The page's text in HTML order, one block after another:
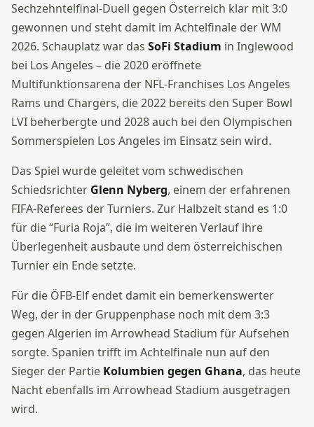
Sechzehntelfinal-Duell gegen Österreich klar mit 3:0
gewonnen und steht damit im Achtelfinale der WM
2026. Schauplatz war das SoFi Stadium in Inglewood
bei Los Angeles – die 2020 eröffnete
Multifunktionsarena der NFL-Franchises Los Angeles
Rams und Chargers, die 2022 bereits den Super Bowl
LVI beherbergte und 2028 auch bei den Olympischen
Sommerspielen Los Angeles im Einsatz sein wird.
Das Spiel wurde geleitet vom schwedischen
Schiedsrichter Glenn Nyberg, einem der erfahrenen
FIFA-Referees der Turniers. Zur Halbzeit stand es 1:0
für die “Furia Roja”, die im weiteren Verlauf ihre
Überlegenheit ausbaute und dem österreichischen
Turnier ein Ende setzte.
Für die ÖFB-Elf endet damit ein bemerkenswerter
Weg, der in der Gruppenphase noch mit dem 3:3
gegen Algerien im Arrowhead Stadium für Aufsehen
sorgte. Spanien trifft im Achtelfinale nun auf den
Sieger der Partie Kolumbien gegen Ghana, das heute
Nacht ebenfalls im Arrowhead Stadium ausgetragen
wird.